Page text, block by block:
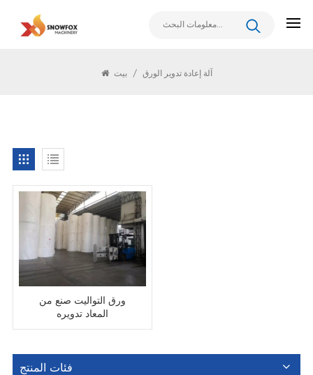
بيت / آلة إعادة تدوير الورق
ورق التواليت صنع من
المعاد تدويره
فئات المنتج